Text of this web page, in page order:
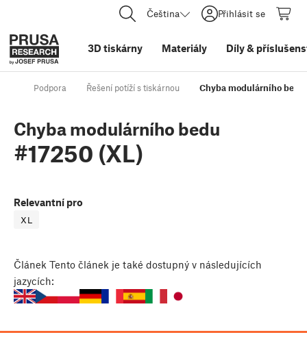
Čeština Přihlásit se
3D tiskárny Materiály Díly&
Podpora Řešení potíží s tiskárnou Chyba modulárního bedu
Chyba modulárního bedu
#17250 (XL)
Relevantní pro
XL
Článek Tento článek je také dostupný v následujících
jazycích: